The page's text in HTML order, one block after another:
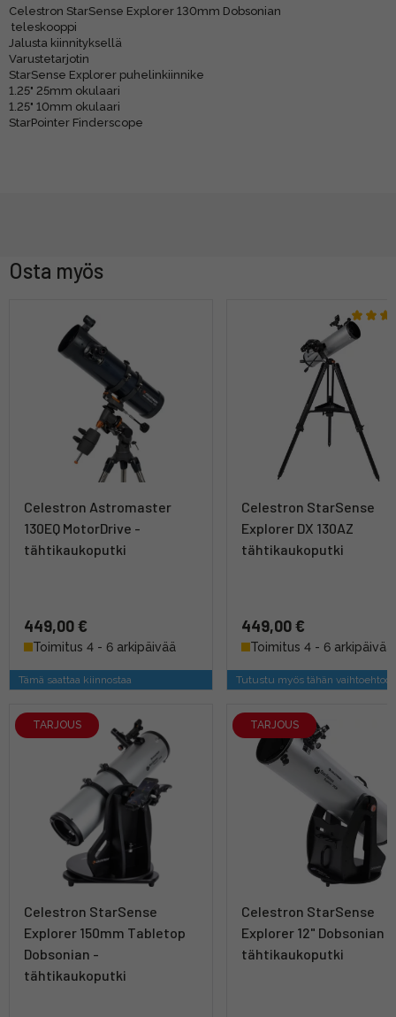
Celestron StarSense Explorer 130mm Dobsonian
teleskooppi
Jalusta kiinnityksellä
Varustetarjotin
StarSense Explorer puhelinkiinnike
1.25" 25mm okulaari
1.25" 10mm okulaari
StarPointer Finderscope
Osta myös
Celestron Astromaster
130EQ MotorDrive -
tähtikaukoputki
449,00 €
Toimitus 4 - 6 arkipäivää
Tämä saattaa kiinnostaa
Celestron StarSense
Explorer DX 130AZ
tähtikaukoputki
449,00 €
Toimitus 4 - 6 arkipäivää
Tutustu myös tähän
TARJOUS
Celestron StarSense
Explorer 150mm Tabletop
Dobsonian -
tähtikaukoputki
TARJOUS
Celestron StarSense
Explorer 12" Dobsonian -
tähtikaukoputki